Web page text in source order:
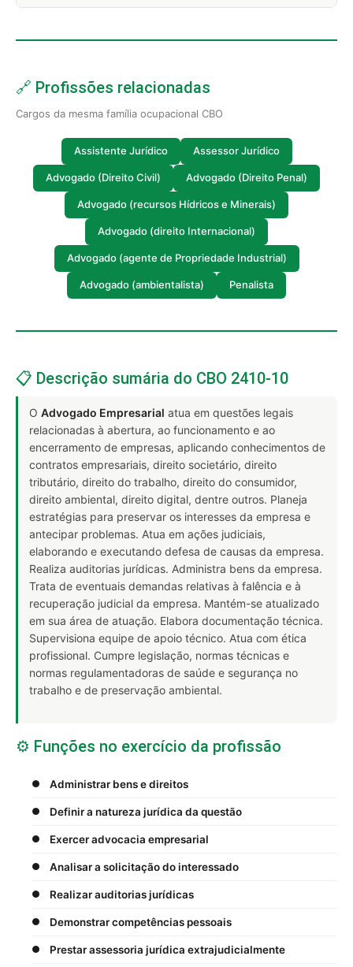
🔗 Profissões relacionadas
Cargos da mesma família ocupacional CBO
Assistente Jurídico Assessor Jurídico
Advogado (Direito Civil) Advogado (Direito Penal)
Advogado (recursos Hídricos e Minerais)
Advogado (direito Internacional)
Advogado (agente de Propriedade Industrial)
Advogado (ambientalista) Penalista
📋 Descrição sumária do CBO 2410-10
O Advogado Empresarial atua em questões legais
relacionadas à abertura, ao funcionamento e ao
encerramento de empresas, aplicando conhecimentos de
contratos empresariais, direito societário, direito
tributário, direito do trabalho, direito do consumidor,
direito ambiental, direito digital, dentre outros. Planeja
estratégias para preservar os interesses da empresa e
antecipar problemas. Atua em ações judiciais,
elaborando e executando defesa de causas da empresa.
Realiza auditorias jurídicas. Administra bens da empresa.
Trata de eventuais demandas relativas à falência e à
recuperação judicial da empresa. Mantém-se atualizado
em sua área de atuação. Elabora documentação técnica.
Supervisiona equipe de apoio técnico. Atua com ética
profissional. Cumpre legislação, normas técnicas e
normas regulamentadoras de saúde e segurança no
trabalho e de preservação ambiental.
⚙️ Funções no exercício da profissão
Administrar bens e direitos
Definir a natureza jurídica da questão
Exercer advocacia empresarial
Analisar a solicitação do interessado
Realizar auditorias jurídicas
Demonstrar competências pessoais
Prestar assessoria jurídica extrajudicialmente